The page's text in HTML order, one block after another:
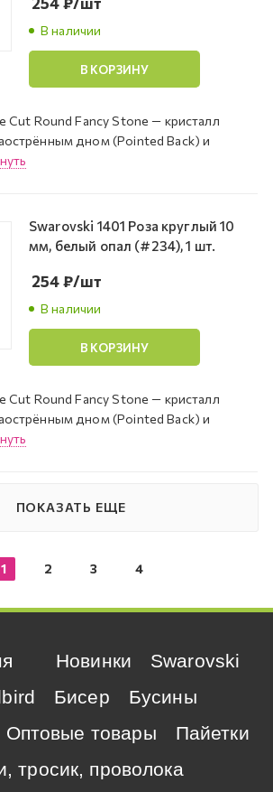
В наличии
В КОРЗИНУ
Cut Round Fancy Stone — кристалл
дном (Pointed Back) и
Swarovski 1401 Роза круглый 10
мм, белый опал (#234), 1 шт.
В наличии
254₽/шт
В КОРЗИНУ
Cut Round Fancy Stone — кристалл
дном (Pointed Back) и
ПОКАЗАТЬ ЕЩЕ
1 2 3 4
Новинки
Swarovski
Бисер
Бусины
Оптовые товары
Пайетки
тросик, проволока